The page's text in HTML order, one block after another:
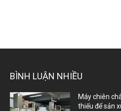
BÌNH LUẬN NHIỀU
Máy chiên
thiếu để sản